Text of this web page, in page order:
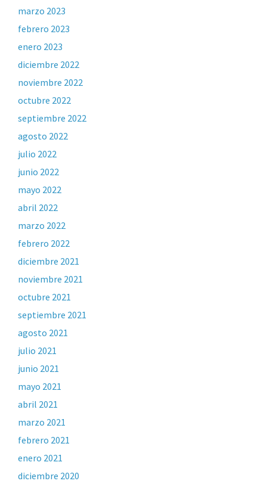
marzo 2023
febrero 2023
enero 2023
diciembre 2022
noviembre 2022
octubre 2022
septiembre 2022
agosto 2022
julio 2022
junio 2022
mayo 2022
abril 2022
marzo 2022
febrero 2022
diciembre 2021
noviembre 2021
octubre 2021
septiembre 2021
agosto 2021
julio 2021
junio 2021
mayo 2021
abril 2021
marzo 2021
febrero 2021
enero 2021
diciembre 2020